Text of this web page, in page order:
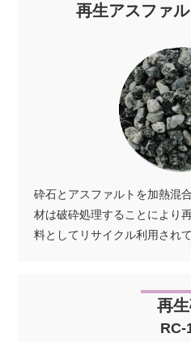
再生アスファ
砕石とアスファルトを加熱混
材は破砕処理することにより
料としてリサイクル利用されて
再
RC-